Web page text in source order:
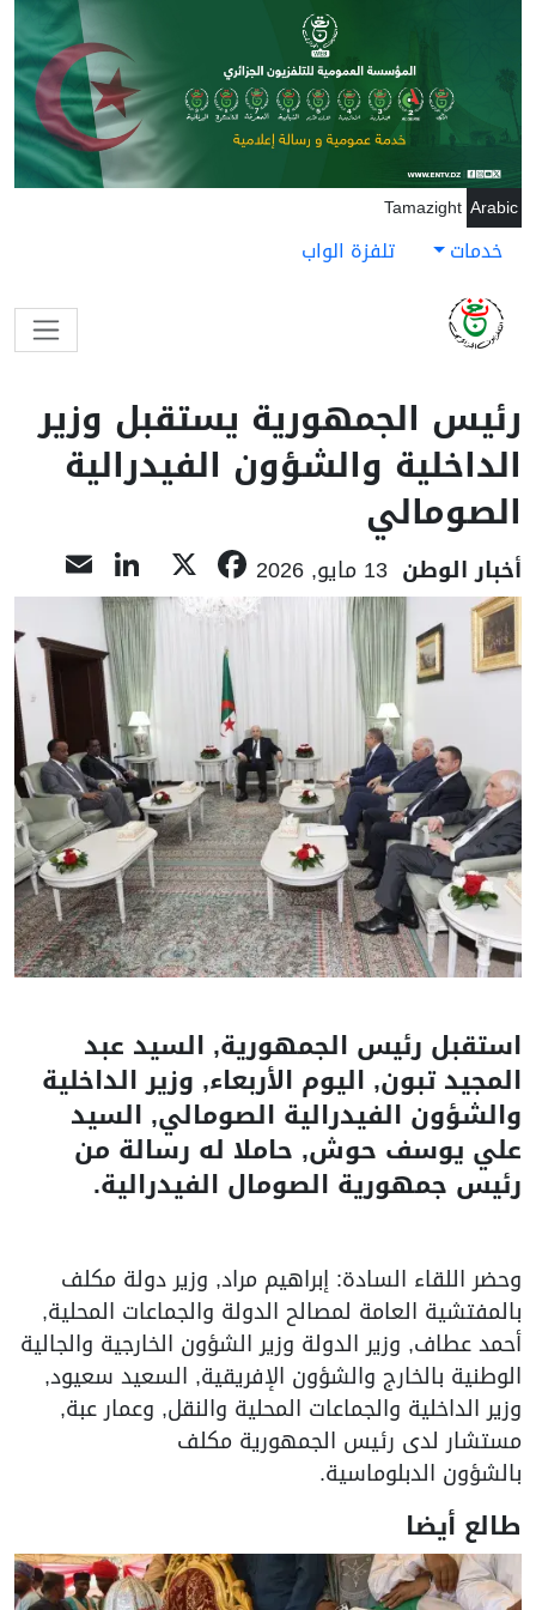
تجاوز إلى المحتوى الرئيسي
Arabic
Tamazight
خدمات تلفزة الواب
رئيس الجمهورية يستقبل وزير
الداخلية والشؤون الفيدرالية
الصومالي
أخبار الوطن 13 مايو, 2026 Facebook
استقبل رئيس الجمهورية, السيد عبد
المجيد تبون, اليوم الأربعاء, وزير الداخلية
والشؤون الفيدرالية الصومالي, السيد
علي يوسف حوش, حاملا له رسالة من
رئيس جمهورية الصومال الفيدرالية.
وحضر اللقاء السادة: إبراهيم مراد, وزير دولة مكلف
بالمفتشية العامة لمصالح الدولة والجماعات المحلية,
أحمد عطاف, وزير الدولة وزير الشؤون الخارجية والجالية
الوطنية بالخارج والشؤون الإفريقية, السعيد سعيود,
وزير الداخلية والجماعات المحلية والنقل, وعمار عبة,
مستشار لدى رئيس الجمهورية مكلف
بالشؤون الدبلوماسية.
طالع أيضا